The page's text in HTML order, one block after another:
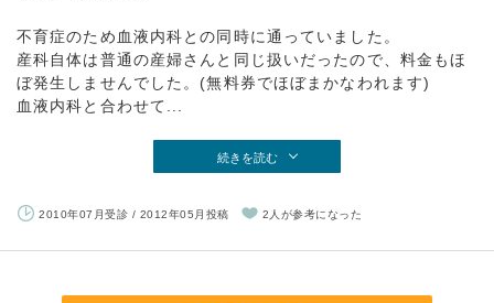
不育症のため血液内科との同時に通っていました。
産科自体は普通の産婦さんと同じ扱いだったので、料金もほ
ぼ発生しませんでした。(無料券でほぼまかなわれます)
血液内科と合わせて...
続きを読む
2010年07月受診 / 2012年05月投稿 2人が参考になった